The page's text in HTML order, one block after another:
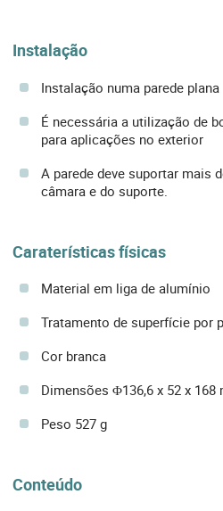
Instalação
Instalação numa parede plana
É necessária a utilização de
para aplicações no exterior
A parede deve suportar mais
câmara e do suporte.
Caraterísticas físicas
Material em liga de alumínio
Tratamento de superfície por
Cor branca
Dimensões Φ136,6 x 52 x 168
Peso 527 g
Conteúdo